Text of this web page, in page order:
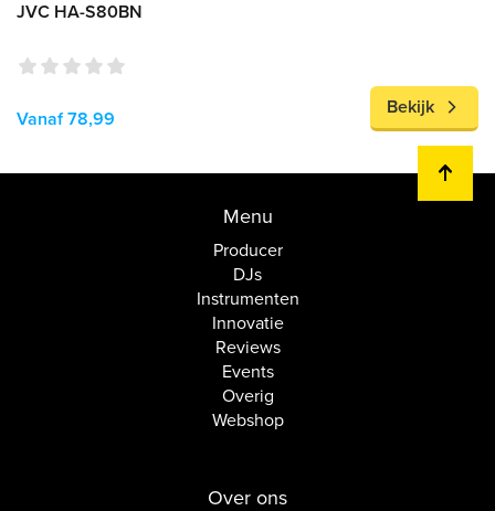
JVC HA-S80BN
Vanaf 78,99
Bekijk
Menu
Producer
DJs
Instrumenten
Innovatie
Reviews
Events
Overig
Webshop
Over ons